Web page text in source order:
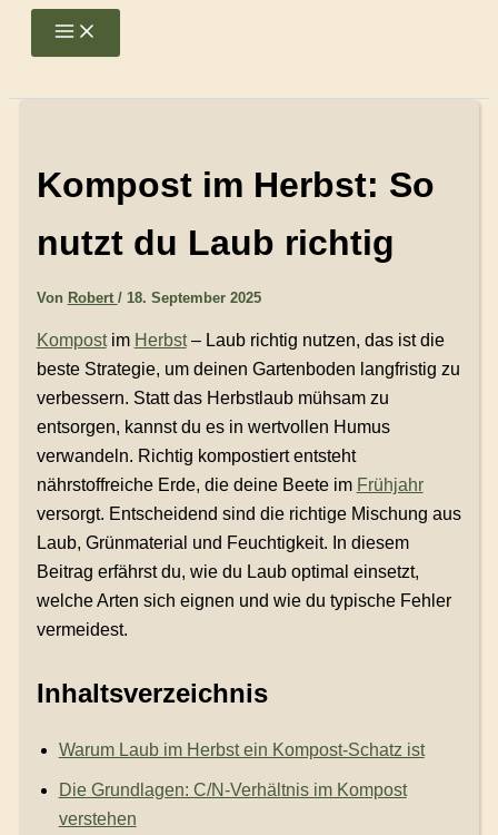
Inhalt
Main
Kompost im Herbst: So
nutzt du Laub richtig
Von Robert / 18. September 2025
Kompostim Herbst– Laub richtig nutzen, das ist die
beste Strategie, um deinen Gartenboden langfristig zu
verbessern. Statt das Herbstlaub mühsam zu
entsorgen, kannst du es in wertvollen Humus
verwandeln. Richtig kompostiert entsteht
nährstoffreiche Erde, die deine Beete im Frühjahr
versorgt. Entscheidend sind die richtige Mischung aus
Laub, Grünmaterial und Feuchtigkeit. In diesem
Beitrag erfährst du, wie du Laub optimal einsetzt,
welche Arten sich eignen und wie du typische Fehler
vermeidest.
Inhaltsverzeichnis
Warum Laub im Herbst ein Kompost-Schatz ist
Die Grundlagen: C/N-Verhältnis im Kompost
verstehen